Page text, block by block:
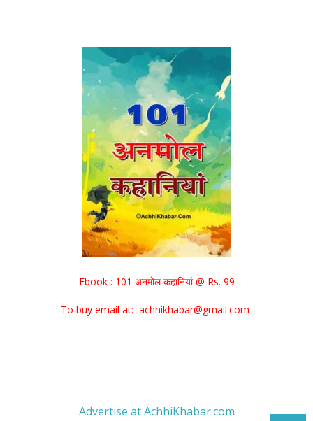
Ebook : 101 अनमोल कहानियां @ Rs. 99
To buy email at: achhikhabar@gmail.com
Advertise at AchhiKhabar.com